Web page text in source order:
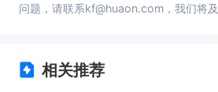
问题，请联系kf@huaon.com，我们将及
相关推荐